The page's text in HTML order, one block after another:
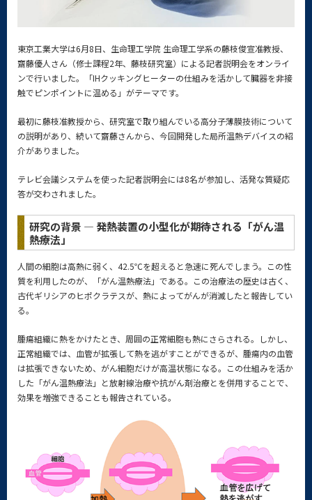
東京工業大学は6月8日、生命理工学院 生命理工学系の藤枝俊宣准教授、
齋藤優人さん（修士課程2年、藤枝研究室）による記者説明会をオンライ
ンで行いました。「IHクッキングヒーターの仕組みを活かして臓器を非接
触でピンポイントに温める」がテーマです。
最初に藤枝准教授から、研究室で取り組んでいる高分子薄膜技術について
の説明があり、続いて齋藤さんから、今回開発した局所温熱デバイスの紹
介がありました。
テレビ会議システムを使った記者説明会には8名が参加し、活発な質疑応
答が交わされました。
研究の背景 — 発熱装置の小型化が期待される「がん温
熱療法」
人間の細胞は高熱に弱く、42.5℃を超えると急速に死んでしまう。この性
質を利用したのが、「がん温熱療法」である。この治療法の歴史は古く、
古代ギリシアのヒポクラテスが、熱によってがんが消滅したと報告してい
る。
腫瘍組織に熱をかけたとき、周囲の正常細胞も熱にさらされる。しかし、
正常組織では、血管が拡張して熱を逃がすことができるが、腫瘍内の血管
は拡張できないため、がん細胞だけが高温状態になる。この仕組みを活か
した「がん温熱療法」と放射線治療や抗がん剤治療とを併用することで、
効果を増強できることも報告されている。